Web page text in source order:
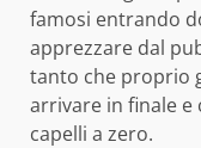
famosi entrando
apprezzare dal
tanto che proprio
arrivare in finale e
capelli a zero.